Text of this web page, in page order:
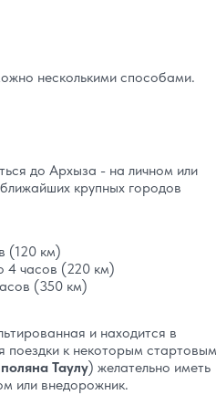
несколькими способами.
до Архыза - на личном или
крупных городов
(120 км)
4 часов (220 км)
(350 км)
и находится в
к некоторым стартовым
Таулу) желательно иметь
или внедорожник.